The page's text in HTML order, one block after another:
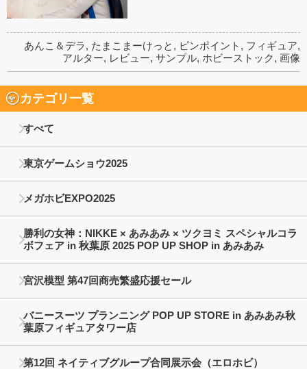
あんこ＆デラ, たまこまーけっと , ピンポイント , フィギュア,
アルター, レビュー, サンプル, ホビーストック, 画像
カテゴリ一覧
すべて
東京ゲームショウ2025
メガホビEXPO2025
勝利の女神：NIKKE × あみあみ × ツクヨミ スペシャルコラ
ボフェア in 秋葉原 2025 POP UP SHOP in あみあみ
宮沢模型 第47回商売繁盛応援セール
バニースーツ プランニング POP UP STORE in あみあみ秋
葉原フィギュアタワー店
第12回 ネイティブグループ合同展示会（エロホビ）